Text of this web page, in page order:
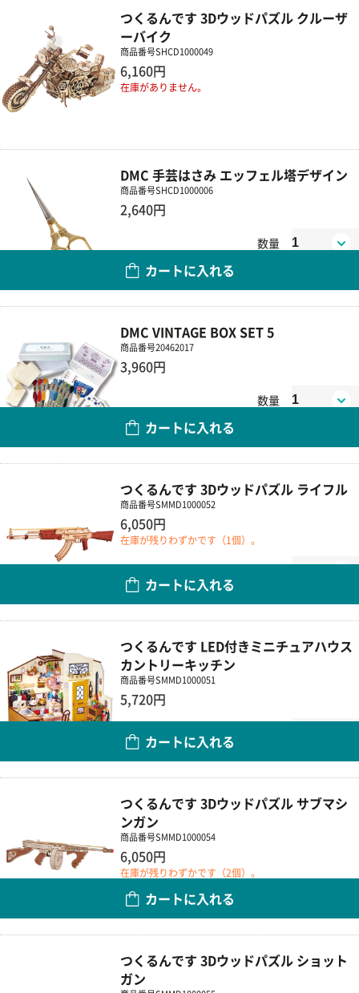
つくるんです 3Dウッドパズル クルーザ
ーバイク
商品番号SHCD1000049
6,160円
在庫がありません。
DMC 手芸はさみ エッフェル塔デザイン
商品番号SHCD1000006
2,640円
数量
カートに入れる
DMC VINTAGE BOX SET 5
商品番号20462017
3,960円
数量
カートに入れる
つくるんです 3Dウッドパズル ライフル
商品番号SMMD1000052
6,050円
在庫が残りわずかです（1個）。
カートに入れる
つくるんです LED付きミニチュアハウス
カントリーキッチン
商品番号SMMD1000051
5,720円
カートに入れる
つくるんです 3Dウッドパズル サブマシ
ンガン
商品番号SMMD1000054
6,050円
在庫が残りわずかです（2個）。
カートに入れる
つくるんです 3Dウッドパズル ショット
ガン